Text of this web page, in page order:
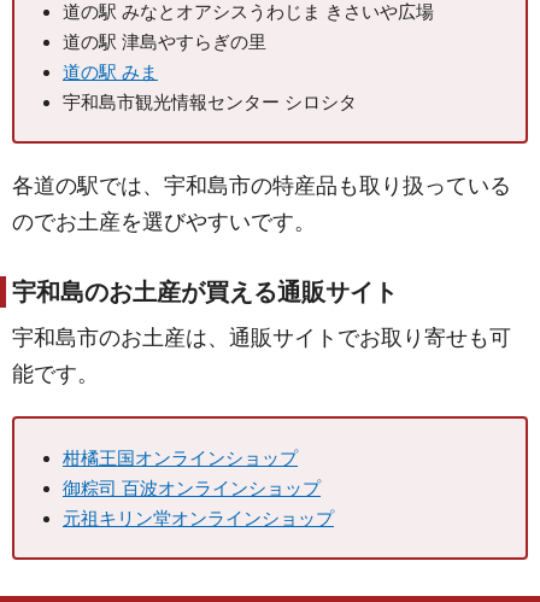
道の駅 みなとオアシスうわじま きさいや広場
道の駅 津島やすらぎの里
道の駅 みま
宇和島市観光情報センター シロシタ
各道の駅では、宇和島市の特産品も取り扱っている
のでお土産を選びやすいです。
宇和島のお土産が買える通販サイト
宇和島市のお土産は、通販サイトでお取り寄せも可
能です。
柑橘王国オンラインショップ
御粽司 百波オンラインショップ
元祖キリン堂オンラインショップ